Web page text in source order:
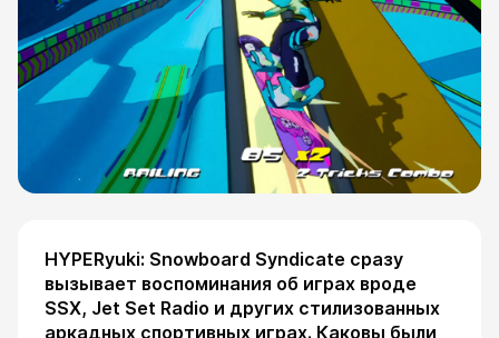
ESC
HYPERyuki: Snowboard Syndicate сразу
вызывает воспоминания об играх вроде
SSX, Jet Set Radio и других стилизованных
аркадных спортивных играх. Каковы были